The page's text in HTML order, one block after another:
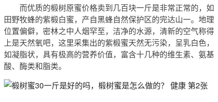
而优质的椴树原蜜价格卖到几百块一斤是非常正常的，如
田野牧蜂的紫椴白蜜，产自黑蜂自然保护区的完达山一。地理
位置偏僻，密林之中人烟罕至，洁净的水源，清新的空气称得
上是天然氧吧，这里采集出的紫椴蜜天然无污染，呈乳白色，
如凝脂状，具有极高的营养价值，富含十几种的维生素、氨基
酸、酶类和脂类。